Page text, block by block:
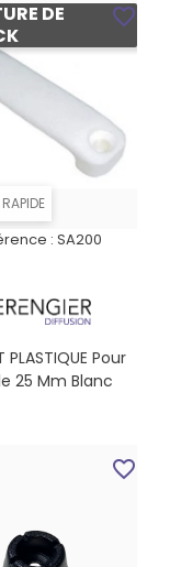
DE
: SA200
PLASTIQUE Pour
25 Mm Blanc
favorite_border
favorite_border